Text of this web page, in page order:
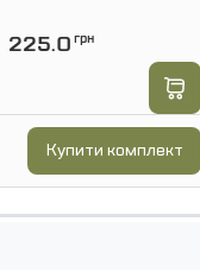
225.0 грн
Купити комплект